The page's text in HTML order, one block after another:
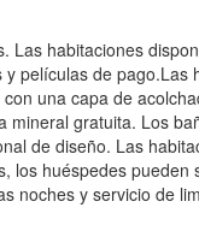
Las habitaciones
películas de
una capa de
mineral gratuita. Los
de diseño. Las
los huéspedes
noches y servicio de